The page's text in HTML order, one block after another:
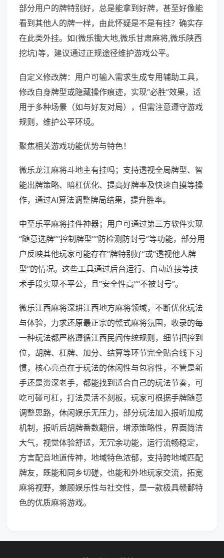
部分用户的牌特别好，总是能拿到好牌，甚至好像能
看到其他人的牌一样，由此怀疑是不是有挂？确实存
在此类外挂。如(微乐锄大地,微乐甘肃麻将,微乐陕西
挖坑)等，建议通过正规途径维护游戏公平。
自定义修改牌：用户可输入需求生成专用辅助工具，
修改自身牌型或隐藏操作痕迹，实现“必胜”效果，适
用于多种场景（如与好友对局），但需注意遵守游戏
规则，维护公平环境。
聚焦相关游戏功能优势与特色！
微乐龙江麻将斗地主有挂吗；支持透视全局牌型、智
能出牌策略、暗杠优化、提高好牌率及快速自摸等操
作，通过AI算法调整牌局结果，提升胜率。
中至乐平麻将挂件神器；用户可通过第三方软件实现
“随意选牌”“控制牌型”“防检测防封号”等功能，部分用
户反映其他玩家可能存在“牌特别好”或“透视他人牌
型”的情况。这些工具通过后台运行、自动连接等技
术手段实现不平公，且“安全性高”“不被封号”。
微乐江西麻将深耕江西地方麻将领域，不断优化玩法
与体验，力求还原最正宗的赣式麻将氛围，收录的每
一种玩法都严格遵循江西民间传统规则，细节把控到
位，胡牌、杠牌、加分、结算等环节完全贴合线下习
惯，核心亮点在于玩法的休闲性与包容性，不管是新
手还是资深老手，都能找到适合自己的玩法节奏，可
吃可碰可杠，打法灵活不刻板，玩家可根据手牌随意
调整思路，休闲娱乐无压力，部分玩法加入报听加成
机制，报听后胡牌番数翻倍，增添策略性，界面简洁
大气，视觉体验舒适，无冗余功能，运行流畅稳定，
方言配音地道传神，地域特色浓郁，支持跨地域匹配
牌友，既能和同乡切磋，也能和外地玩家交流，拓宽
麻将视野，兼顾娱乐性与社交性，是一款极具赣鄱特
色的优质麻将游戏。